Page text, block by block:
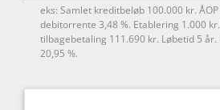
eks: Samlet kreditbeløb 100.000 kr.
debitorrente 3,48 %. Etablering 1.000
tilbagebetaling 111.690 kr. Løbetid 5
20,95 %.